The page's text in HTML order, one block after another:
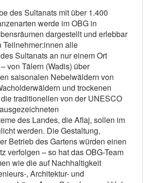
des Sultanats mit über 1.400
werde im OBG in
dargestellt und erlebbar
Teilnehmer:innen alle
Sultanats an nur einem Ort
von Tälern (Wadis) über
saisonalen Nebelwäldern von
und trockenen
traditionellen von der UNESCO
des Landes, die Aflaj, sollen im
werden. Die Gestaltung,
Betrieb des Gartens würden einen
verfolgen – so hat das OBG-Team
wie die auf Nachhaltigkeit
, Architektur- und